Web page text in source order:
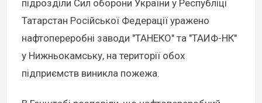
підрозділи Сил оборони України у Республіці
Татарстан Російської Федерації уражено
нафтопереробні заводи "ТАНЕКО" та "ТАИФ-НК"
у Нижньокамську, на території обох
підприємств виникла пожежа.